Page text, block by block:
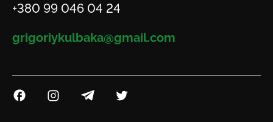
Телефон
+380 99 046 04 24
Email
grigoriykulbaka@gmail.com
Посилання на Facebook
Посилання на Instagram
Посилання на Telegram
Посилання на Twitter